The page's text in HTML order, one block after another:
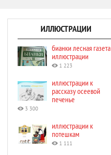
ИЛЛЮСТРАЦИИ
бианки лесная газета
иллюстрации
1 223
иллюстрации к
рассказу осеевой
печенье
3 300
иллюстрации к
потешкам
1 111